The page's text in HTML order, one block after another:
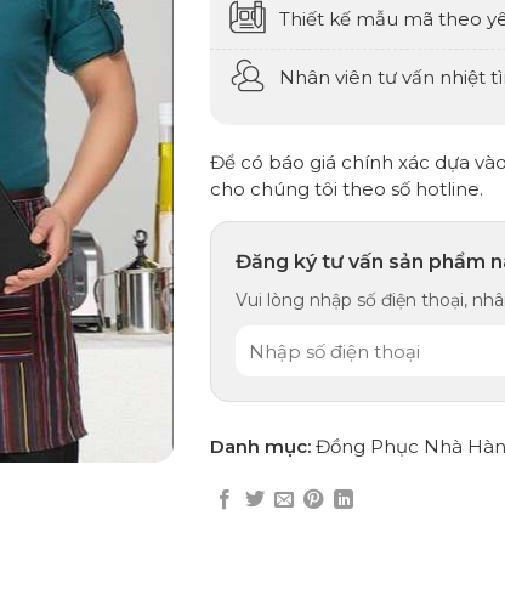
Thiết kế mẫu mã theo
Nhân viên tư vấn nhiệt
Để có báo giá chính xác dựa
cho chúng tôi theo số hotline.
Đăng ký tư vấn sản phẩm
Vui lòng nhập số điện thoại,
Danh mục: Đồng Phục Nhà